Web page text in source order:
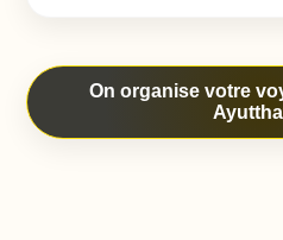
On organise votre